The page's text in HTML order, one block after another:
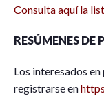
Consulta aquí la
RESÚMENES DE
Los interesados
registrarse en